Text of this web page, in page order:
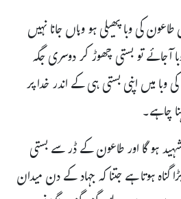
کی وبا پھیلی ہو وہاں جانا نہیں
آجائے تو بستی چھوڑ کر دوسری جگہ
وبا میں اپنی بستی ہی کے اندر خدا پر
چاہے۔
ہو گا اور طاعون کے ڈر سے بستی
گناہ ہوتا ہے جتنا کہ جہاد کے دن میدان